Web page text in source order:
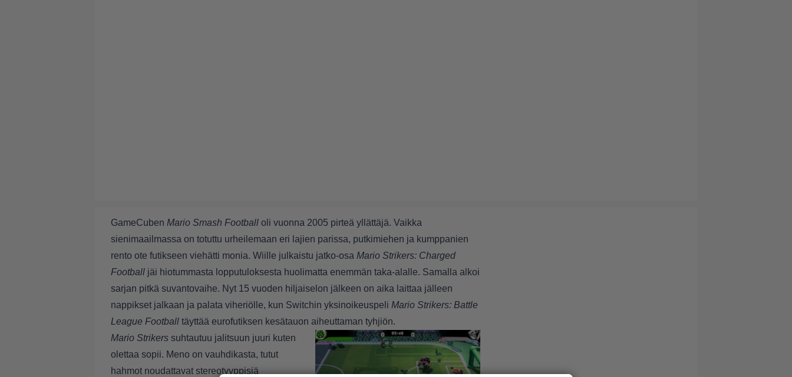
GameCuben Mario Smash Football oli vuonna 2005 pirteä yllättäjä. Vaikka
sienimaailmassa on totuttu urheilemaan eri lajien parissa, putkimiehen ja kumppanien
rento ote futikseen viehätti monia. Wiille julkaistu jatko-osa Mario Strikers: Charged
Football jäi hiotummasta lopputuloksesta huolimatta enemmän taka-alalle. Samalla alkoi
sarjan pitkä suvantovaihe. Nyt 15 vuoden hiljaiselon jälkeen on aika laittaa jälleen
nappikset jalkaan ja palata viheriölle, kun Switchin yksinoikeuspeli Mario Strikers: Battle
League Football täyttää eurofutiksen kesätauon aiheuttaman tyhjiön.
Mario Strikers suhtautuu jalitsuun juuri kuten
olettaa sopii. Meno on vauhdikasta, tutut
hahmot noudattavat stereotyyppisiä